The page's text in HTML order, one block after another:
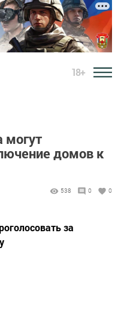
18+
могут
домов к
538 0 0
за